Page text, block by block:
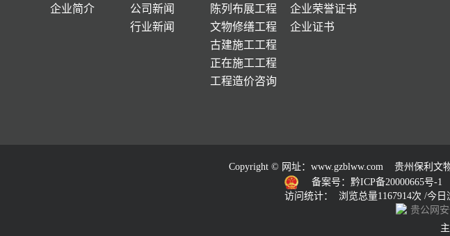
企业简介
公司新闻
行业新闻
陈列布展工程
文物修缮工程
古建施工工程
正在施工工程
工程造价咨询
企业荣誉证书
企业证书
Copyright © 网址： www.gzblww.com贵州保利文物
备案号：黔ICP备20000665号-1
访问统计： 浏览总量1167914次 /今日
贵公网安